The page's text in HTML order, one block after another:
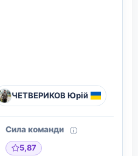
ЧЕТВЕРИКОВ Юрій
Сила команди
5,87